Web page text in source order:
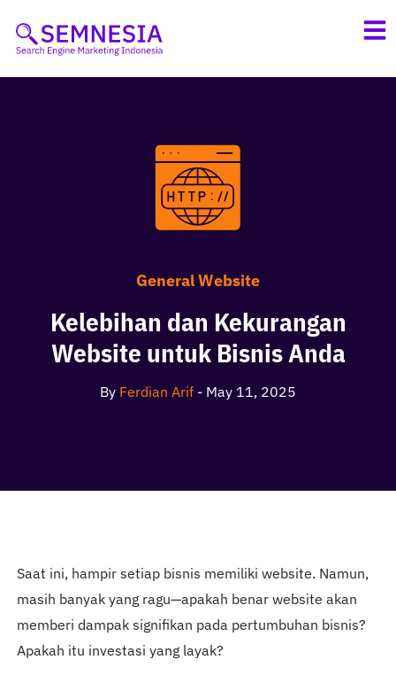
General Website
Kelebihan dan Kekurangan
Website untuk Bisnis Anda
By Ferdian Arif - May 11, 2025
Saat ini, hampir setiap bisnis memiliki website. Namun,
masih banyak yang ragu—apakah benar website akan
memberi dampak signifikan pada pertumbuhan bisnis?
Apakah itu investasi yang layak?